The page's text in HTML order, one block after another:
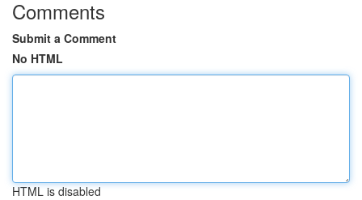
Comments
Submit a Comment
No HTML
HTML is disabled